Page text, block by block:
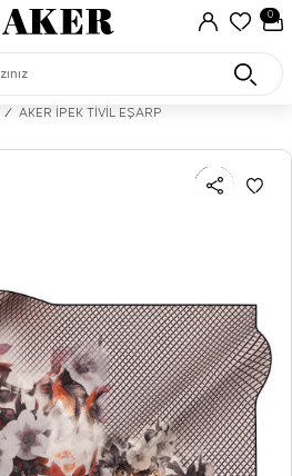
0
/
AKER İPEK TİVİL EŞARP